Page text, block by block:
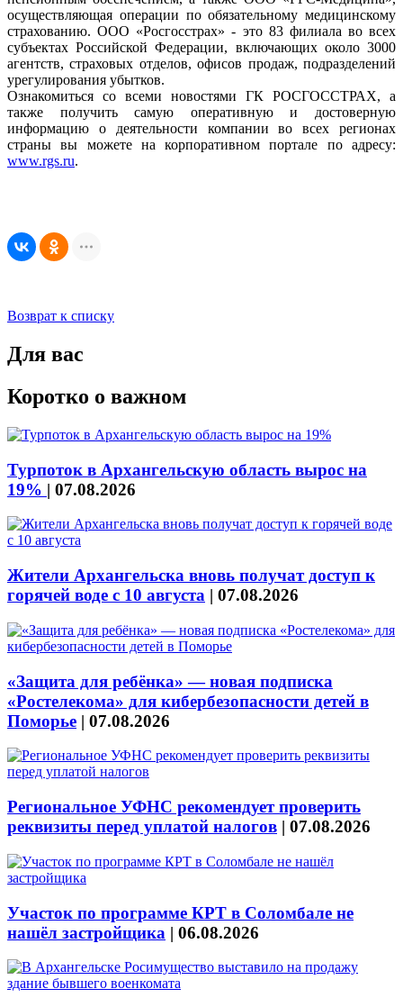
осуществляющая операции по обязательному медицинскому
страхованию. ООО «Росгосстрах» - это 83 филиала во всех
субъектах Российской Федерации, включающих около 3000
агентств, страховых отделов, офисов продаж, подразделений
урегулирования убытков.
Ознакомиться со всеми новостями ГК РОСГОССТРАХ, а
также получить самую оперативную и достоверную
информацию о деятельности компании во всех регионах
страны вы можете на корпоративном портале по адресу:
www.rgs.ru.
Возврат к списку
Для вас
Коротко о важном
Турпоток в Архангельскую область вырос на
19% | 07.08.2026
Жители Архангельска вновь получат доступ к
горячей воде с 10 августа | 07.08.2026
«Защита для ребёнка» — новая подписка
«Ростелекома» для кибербезопасности детей в
Поморье | 07.08.2026
Региональное УФНС рекомендует проверить
реквизиты перед уплатой налогов | 07.08.2026
Участок по программе КРТ в Соломбале не
нашёл застройщика | 06.08.2026